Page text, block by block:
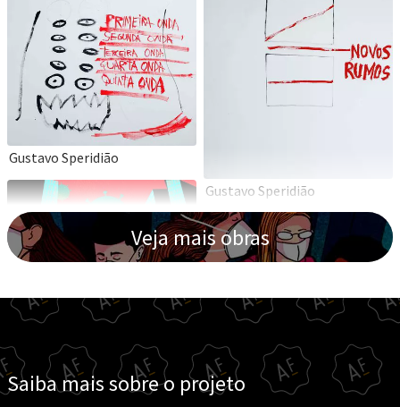
Gustavo Speridião
Gustavo Speridião
Cecilia Marins
Cecilia Marins
Veja mais obras
Saiba mais sobre o projeto